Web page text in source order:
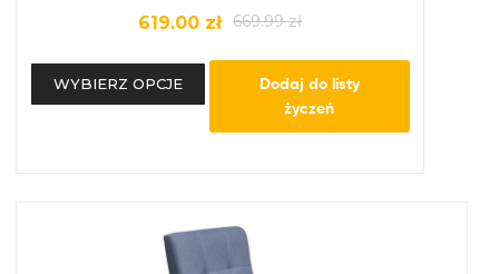
669.99zł
619.00 zł
WYBIERZ OPCJE
Dodaj do listy
życzeń